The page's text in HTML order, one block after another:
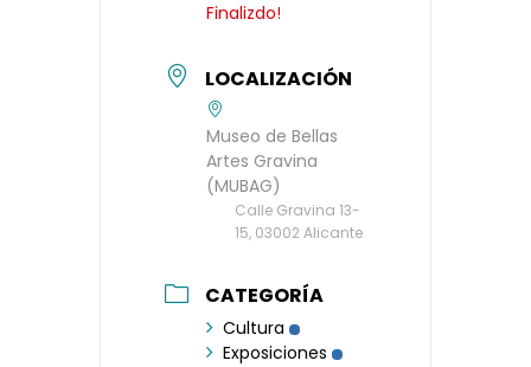
Finalizdo!
LOCALIZACIÓN
Museo de Bellas
Artes Gravina
(MUBAG)
Calle Gravina 13-
15, 03002 Alicante
CATEGORÍA
Cultura
Exposiciones